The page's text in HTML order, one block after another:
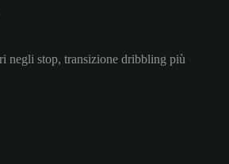
negli stop, transizione dribbling più